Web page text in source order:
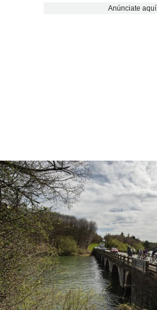
Anúnciate aquí